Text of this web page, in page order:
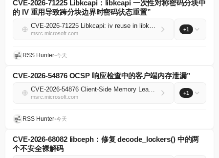
CVE-2026-71225 Libkcapi：libkcapi 一次性对称密码分块中
的 IV 重用导致跨分块边界时密码状态重置”
CVE-2026-71225 Libkcapi: iv reuse in libkcapi one-shot symmetric cipher chunking causes cipher state reset across chunk boundaries
msrc.microsoft.com
+1
RSS Hunter•今天
CVE-2026-54876 OCSP 响应检查中的客户端内存泄漏”
CVE-2026-54876 Client-Side Memory Leak in OCSP Response Checking
msrc.microsoft.com
+1
RSS Hunter•今天
CVE-2026-68082 libceph：修复 decode_lockers() 中的两
个不安全裸解码